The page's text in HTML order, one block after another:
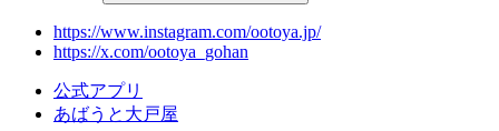
https://www.instagram.com/ootoya.jp/
https://x.com/ootoya_gohan
公式アプリ
あばうと大戸屋